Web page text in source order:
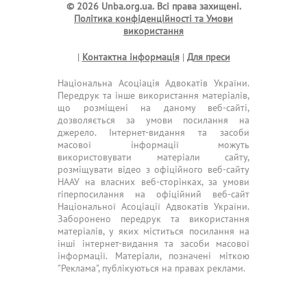
© 2026 Unba.org.ua. Всі права захищені.
Політика конфіденційності та Умови
використання
| Контактна інформація| Для преси
Національна Асоціація Адвокатів України.
Передрук та інше використання матеріалів,
що розміщені на даному веб-сайті,
дозволяється за умови посилання на
джерело. Інтернет-видання та засоби
масової інформації можуть
використовувати матеріали сайту,
розміщувати відео з офіційного веб-сайту
НААУ на власних веб-сторінках, за умови
гіперпосилання на офіційний веб-сайт
Національної Асоціації Адвокатів України.
Заборонено передрук та використання
матеріалів, у яких міститься посилання на
інші інтернет-видання та засоби масової
інформації. Матеріали, позначені міткою
"Реклама", публікуються на правах реклами.